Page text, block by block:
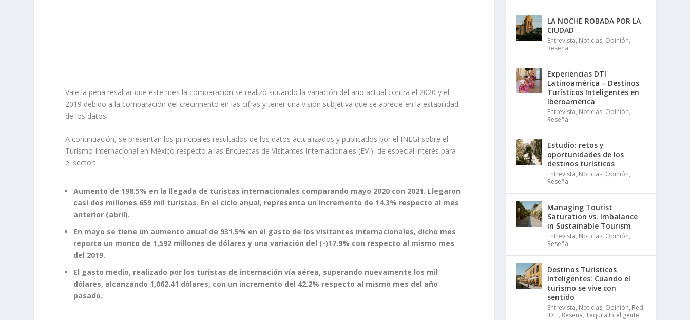
Vale la pena resaltar que este mes la comparación se realizó situando la variación del año actual contra el 2020 y el
2019 debido a la comparación del crecimiento en las cifras y tener una visión subjetiva que se aprecie en la estabilidad
de los datos.
A continuación, se presentan los principales resultados de los datos actualizados y publicados por el INEGI sobre el
Turismo Internacional en México respecto a las Encuestas de Visitantes Internacionales (EVI), de especial interés para
el sector:
Aumento de 198.5% en la llegada de turistas internacionales comparando mayo 2020 con 2021. Llegaron
casi dos millones 659 mil turistas. En el ciclo anual, representa un incremento de 14.3% respecto al mes
anterior (abril).
En mayo se tiene un aumento anual de 931.5% en el gasto de los visitantes internacionales, dicho mes
reporta un monto de 1,592 millones de dólares y una variación del (-)17.9% con respecto al mismo mes
del 2019.
El gasto medio, realizado por los turistas de internación vía aérea, superando nuevamente los mil
dólares, alcanzando 1,062.41 dólares, con un incremento del 42.2% respecto al mismo mes del año
pasado.
LA NOCHE ROBADA POR LA
CIUDAD
Entrevista, Noticias, Opinión,
Reseña
Experiencias DTI
Latinoamérica – Destinos
Turísticos Inteligentes en
Iberoamérica
Entrevista, Noticias, Opinión,
Reseña
Estudio: retos y
oportunidades de los
destinos turísticos
Entrevista, Noticias, Opinión,
Reseña
Managing Tourist
Saturation vs. Imbalance
in Sustainable Tourism
Entrevista, Noticias, Opinión,
Reseña
Destinos Turísticos
Inteligentes: Cuando el
turismo se vive con
sentido
Entrevista, Noticias, Opinión, Red
IDTI, Reseña,Tequila Inteligente